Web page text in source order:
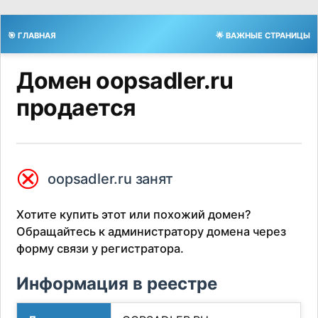
🎯 ГЛАВНАЯ 🌟 ВАЖНЫЕ СТРАНИЦЫ
Домен oopsadler.ru
продается
⮿ oopsadler.ru занят
Хотите купить этот или похожий домен?
Обращайтесь к администратору домена через
форму связи у регистратора.
Информация в реестре